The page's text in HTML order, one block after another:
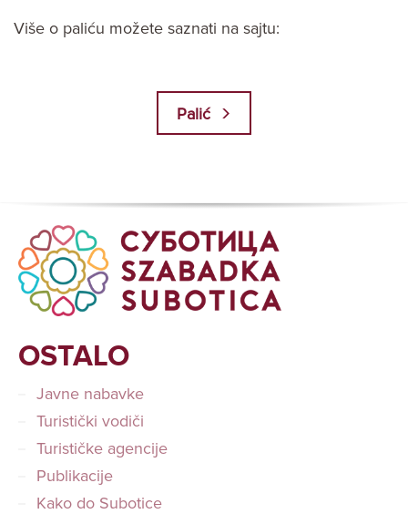
Više o paliću možete saznati na sajtu:
Palić
OSTALO
Javne nabavke
Turistički vodiči
Turističke agencije
Publikacije
Kako do Subotice